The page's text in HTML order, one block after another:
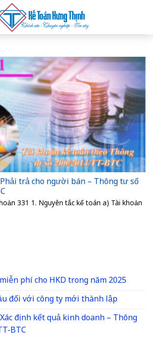
trả cho người bán – Thông tư số
331 1. Nguyên tắc kế toán a) Tài khoản
phí cho HKD trong năm 2025
đối với công ty mới thành lập
định kết quả kinh doanh – Thông
BTC